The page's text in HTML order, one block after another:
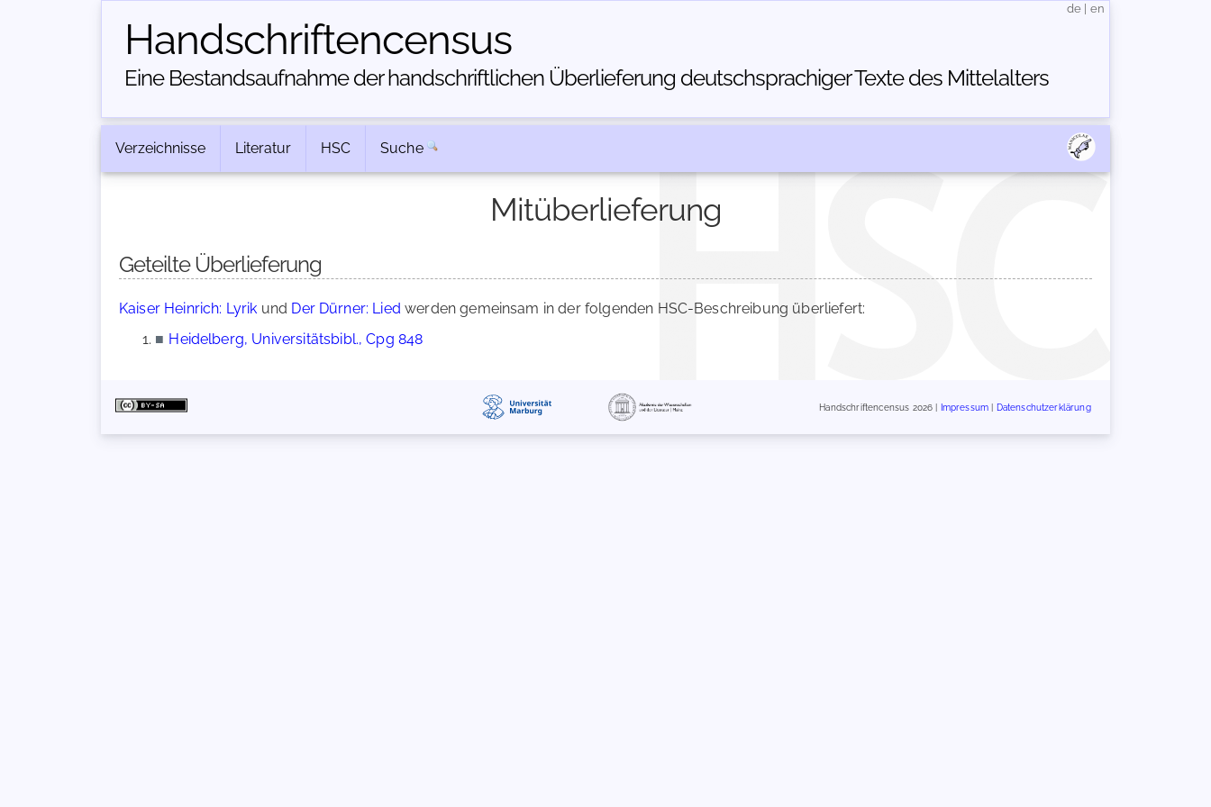
Handschriften­census
Eine Bestandsaufnahme der handschriftlichen Über­lieferung deutschsprachiger Texte des Mittelalters
de en
Verzeichnisse Literatur HSC Suche
Mitüberlieferung
Geteilte Überlieferung
Kaiser Heinrich: Lyrik und Der Dürner: Lied werden gemeinsam in der folgenden HSC-Beschreibung überliefert:
■ Heidelberg, Universitätsbibl., Cpg 848
Handschriftencensus 2026 | Impressum Datenschutzerklärung